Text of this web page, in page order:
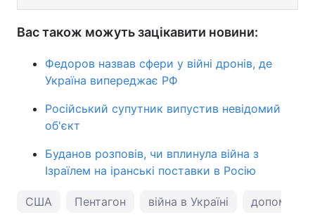
Вас також можуть зацікавити новини:
Федоров назвав сфери у війні дронів, де
Україна випереджає РФ
Російський супутник випустив невідомий
об'єкт
Буданов розповів, чи вплинула війна з
Ізраїлем на іранські поставки в Росію
США Пентагон війна в Україні допомога